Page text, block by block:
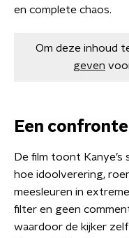
en complete chaos.
Om deze inhoud
geven
Een
De film toont
hoe idoolverering,
meesleuren in
filter en geen
waardoor de kijker